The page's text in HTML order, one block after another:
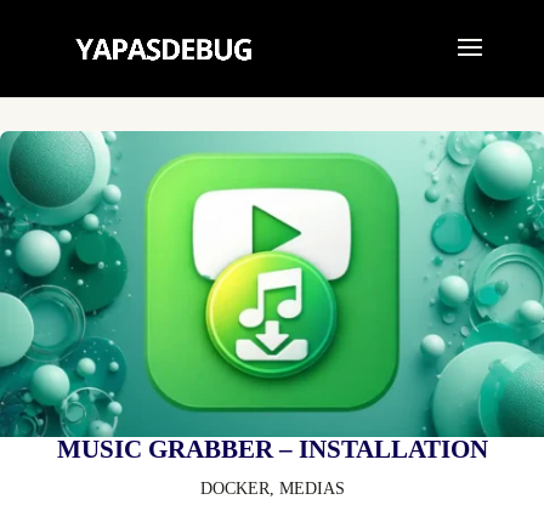
MUSIC GRABBER – INSTALLATION
DOCKER MEDIAS